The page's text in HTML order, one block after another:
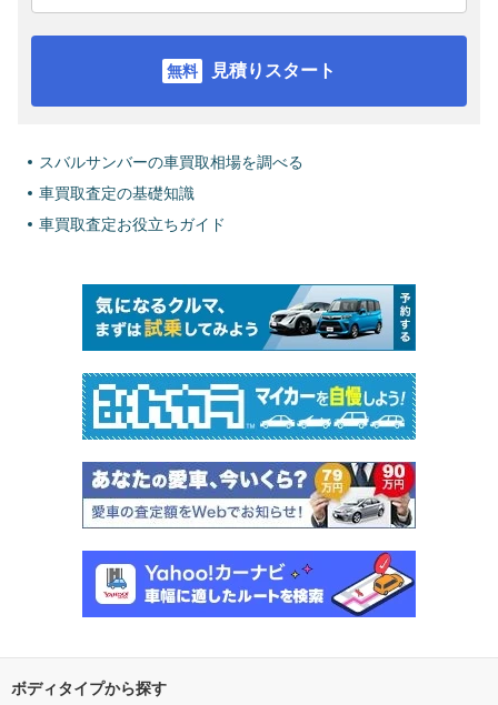
見積りスタート
スバルサンバーの車買取相場を調べる
車買取査定の基礎知識
車買取査定お役立ちガイド
ボディタイプから探す